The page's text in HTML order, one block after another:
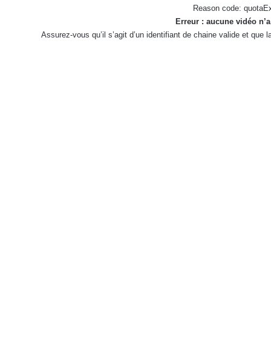
Reason code:
Erreur : aucune vidéo
Assurez-vous qu’il s’agit d’un identifiant de chaine valide et